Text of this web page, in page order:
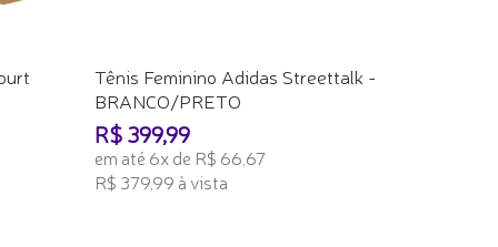
Tênis Feminino Adidas Streettalk -
BRANCO/PRETO
R$ 399,99
em até 6x de R$ 66,67
R$ 379,99 à vista